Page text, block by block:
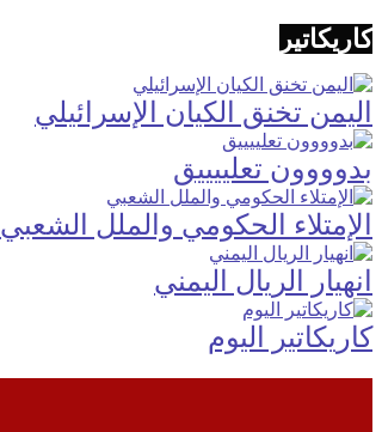
كاريكاتير
اليمن تخنق الكيان الإسرائيلي
بدوووون تعلييييق
الإمتلاء الحكومي والملل الشعبي
انهيار الريال اليمني
كاريكاتير اليوم